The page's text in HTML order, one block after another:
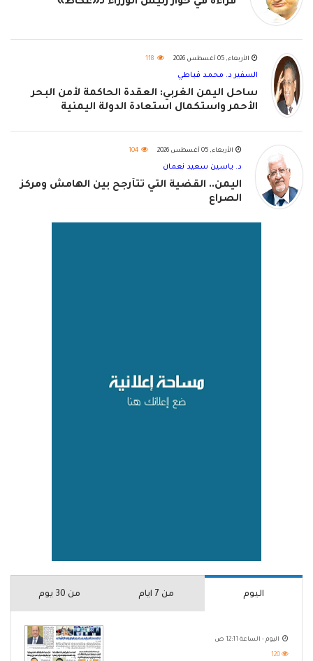
قراءة في حوار رئيس الوزراء لـ«عكاظ»
الأربعاء, 05 أغسطس 2026 118
السفير د. محمد قباطي
ساحل اليمن الغربي: العقدة الحاكمة لأمن البحر
الأحمر واستكمال استعادة الدولة اليمنية
الأربعاء, 05 أغسطس 2026 104
د. ياسين سعيد نعمان
اليمن.. القضية التي تتأرجح بين الهامش ومركز
الصراع
اليوم من 7 ايام من 30 يوم
اليوم - الساعة 12:11 ص
120